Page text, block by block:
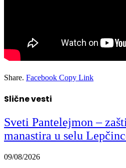
Share. Facebook Copy Link
Slične vesti
Sveti Pantelejmon –
manastira u selu
09/08/2026